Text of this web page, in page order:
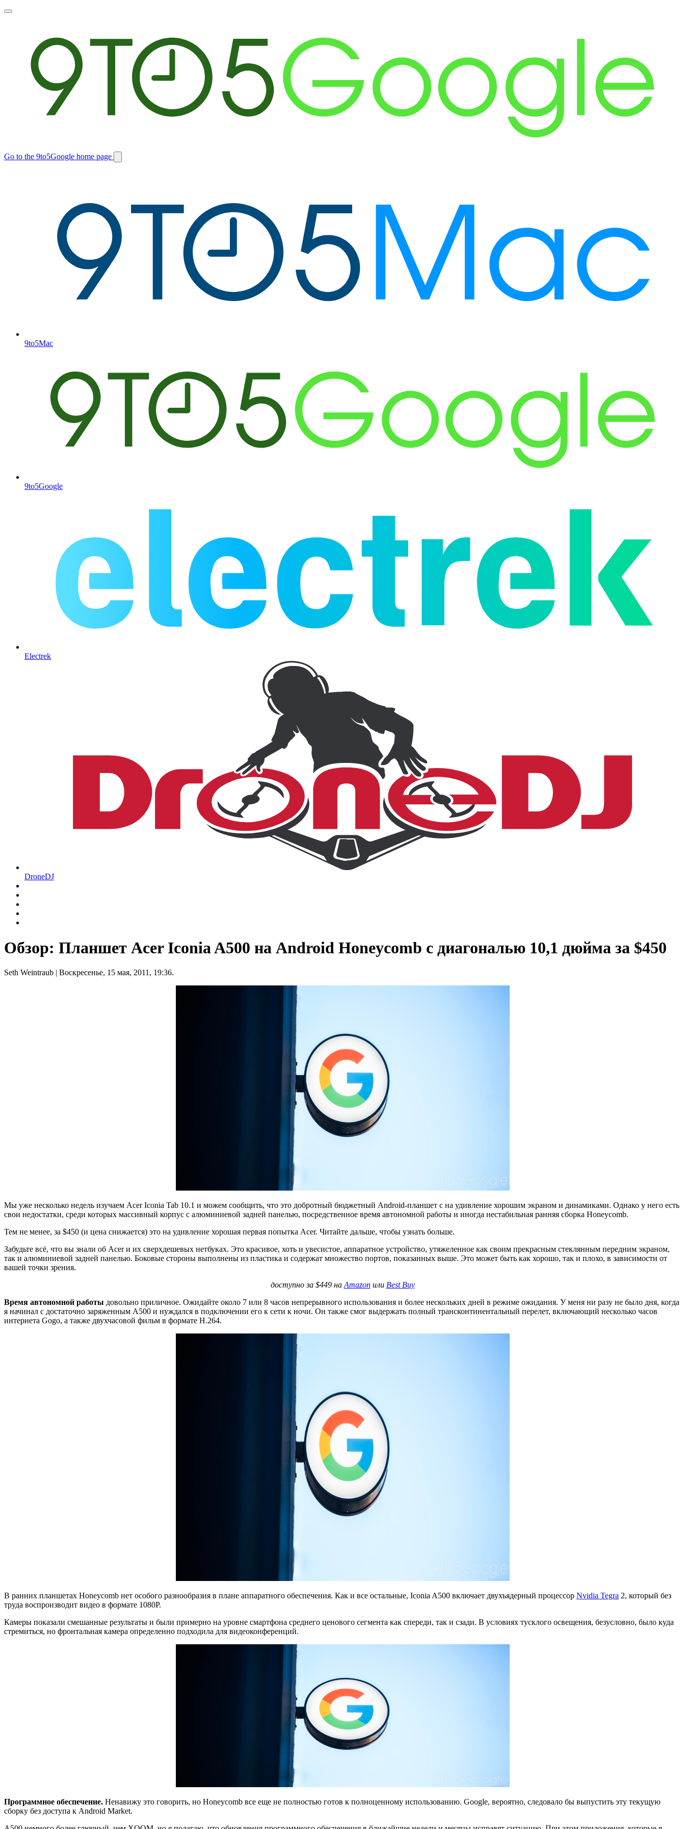
Toggle
Go to the 9to5Google home page
Switch
9to5Mac
9to5Google
Electrek
DroneDJ
Обзор: Планшет Acer Iconia A500 на Android Honeycomb с диагональю 10,1 дюйма за $450
Seth Weintraub | Воскресенье, 15 мая, 2011, 19:36.
Мы уже несколько недель изучаем Acer Iconia Tab 10.1 и можем сообщить, что это добротный бюджетный Android-планшет с на удивление хорошим экраном и динамиками. Однако у него есть
свои недостатки, среди которых массивный корпус с алюминиевой задней панелью, посредственное время автономной работы и иногда нестабильная ранняя сборка Honeycomb.
Тем не менее, за $450 (и цена снижается) это на удивление хорошая первая попытка Acer. Читайте дальше, чтобы узнать больше.
Забудьте всё, что вы знали об Acer и их сверхдешевых нетбуках. Это красивое, хоть и увесистое, аппаратное устройство, утяжеленное как своим прекрасным стеклянным передним экраном,
так и алюминиевой задней панелью. Боковые стороны выполнены из пластика и содержат множество портов, показанных выше. Это может быть как хорошо, так и плохо, в зависимости от
вашей точки зрения.
доступно за $449 на Amazonили Best Buy
Время автономной работы довольно приличное. Ожидайте около 7 или 8 часов непрерывного использования и более нескольких дней в режиме ожидания. У меня ни разу не было дня, когда
я начинал с достаточно заряженным A500 и нуждался в подключении его к сети к ночи. Он также смог выдержать полный трансконтинентальный перелет, включающий несколько часов
интернета Gogo, а также двухчасовой фильм в формате H.264.
В ранних планшетах Honeycomb нет особого разнообразия в плане аппаратного обеспечения. Как и все остальные, Iconia A500 включает двухъядерный процессор Nvidia Tegra 2, который без
труда воспроизводит видео в формате 1080P.
Камеры показали смешанные результаты и были примерно на уровне смартфона среднего ценового сегмента как спереди, так и сзади. В условиях тусклого освещения, безусловно, было куда
стремиться, но фронтальная камера определенно подходила для видеоконференций.
Программное обеспечение. Ненавижу это говорить, но Honeycomb все еще не полностью готов к полноценному использованию. Google, вероятно, следовало бы выпустить эту текущую
сборку без доступа к Android Market.